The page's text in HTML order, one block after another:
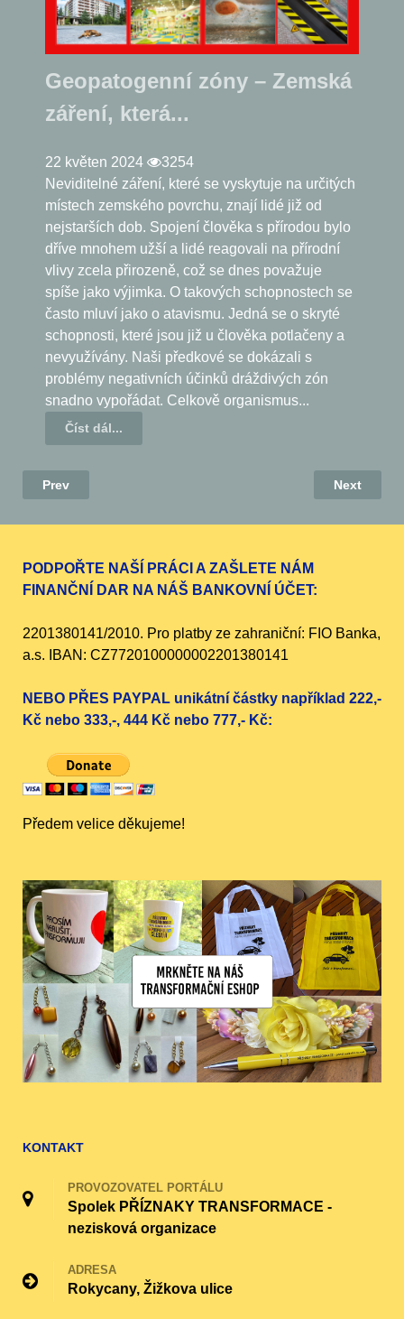
Geopatogenní zóny – Zemská
záření, která...
22 květen 2024
3254
Neviditelné záření, které se vyskytuje na určitých
místech zemského povrchu, znají lidé již od
nejstarších dob. Spojení člověka s přírodou bylo
dříve mnohem užší a lidé reagovali na přírodní
vlivy zcela přirozeně, což se dnes považuje
spíše jako výjimka. O takových schopnostech se
často mluví jako o atavismu. Jedná se o skryté
schopnosti, které jsou již u člověka potlačeny a
nevyužívány. Naši předkové se dokázali s
problémy negativních účinků dráždivých zón
snadno vypořádat. Celkově organismus...
Číst dál...
Prev Next
PODPOŘTE NAŠÍ PRÁCI A ZAŠLETE NÁM
FINANČNÍ DAR NA NÁŠ BANKOVNÍ ÚČET:
2201380141/2010. Pro platby ze zahraniční: FIO Banka,
a.s. IBAN: CZ7720100000002201380141
NEBO PŘES PAYPAL unikátní částky například 222,-
Kč nebo 333,-, 444 Kč nebo 777,- Kč:
Předem velice děkujeme!
KONTAKT
PROVOZOVATEL PORTÁLU
Spolek PŘÍZNAKY TRANSFORMACE -
nezisková organizace
ADRESA
Rokycany, Žižkova ulice